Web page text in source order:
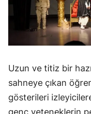
Uzun ve titiz bir
sahneye çıkan
gösterileri
genç yeteneklerin